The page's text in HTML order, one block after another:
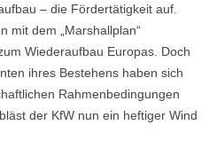
– die Fördertätigkeit auf.
mit dem „Marshallplan“
Wiederaufbau Europas. Doch
ihres Bestehens haben sich
Rahmenbedingungen
der KfW nun ein heftiger Wind